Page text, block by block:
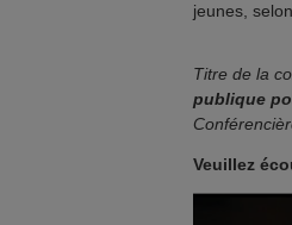
jeunes,
Titre de la
publique
Veuillez